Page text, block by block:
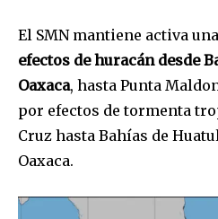
El SMN mantiene activa una
efectos de huracán desde
Oaxaca, hasta Punta
por efectos de tormenta
Cruz hasta Bahías de
Oaxaca.